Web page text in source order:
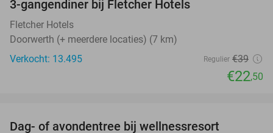
3-gangendiner bij Fletcher Hotels
Fletcher Hotels
Doorwerth (+ meerdere locaties) (7 km)
Verkocht: 13.495
Regulier €39
€22,50
Dag- of avondentree bij wellnessresort